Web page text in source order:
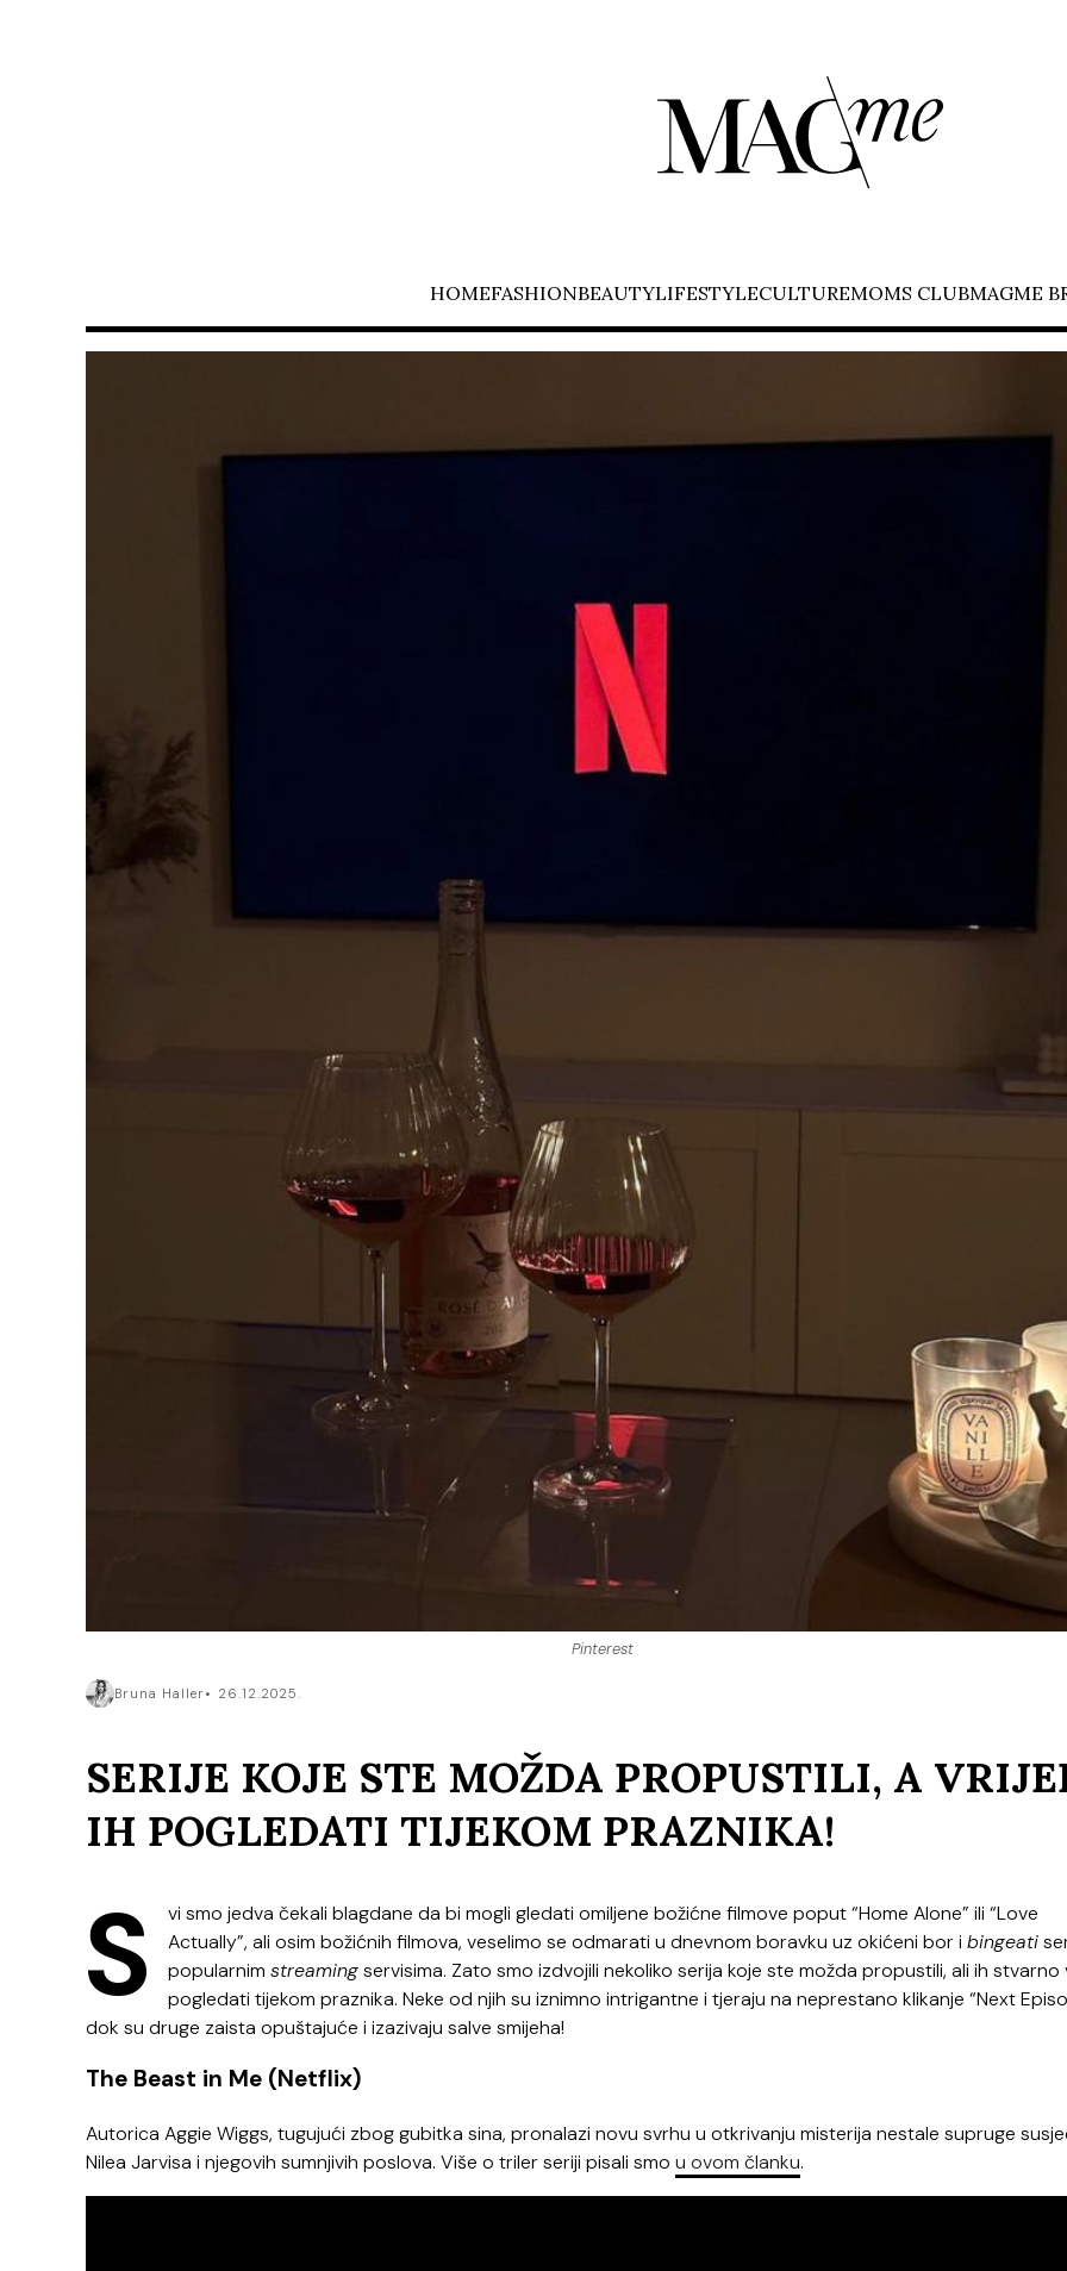
HOMEFASHIONBEAUTYLIFESTYLECULTUREMOMS CLUBMAGME
Pinterest
Bruna Haller 26.12.2025.
SERIJE KOJE STE MOŽDA PROPUSTILI, A
IH POGLEDATI TIJEKOM PRAZNIKA!
S
vi smo jedva čekali blagdane da bi mogli gledati omiljene božićne filmove poput “Home Alone” ili “Love
Actually”, ali osim božićnih filmova, veselimo se odmarati u dnevnom boravku uz okićeni bor i bingeati
popularnim streamingservisima. Zato smo izdvojili nekoliko serija koje ste možda propustili, ali ih stvarno
pogledati tijekom praznika. Neke od njih su iznimno intrigantne i tjeraju na neprestano klikanje “Next
dok su druge zaista opuštajuće i izazivaju salve smijeha!
The Beast in Me (Netflix)
Autorica Aggie Wiggs, tugujući zbog gubitka sina, pronalazi novu svrhu u otkrivanju misterija nestale supruge
Nilea Jarvisa i njegovih sumnjivih poslova. Više o triler seriji pisali smo u ovom članku.